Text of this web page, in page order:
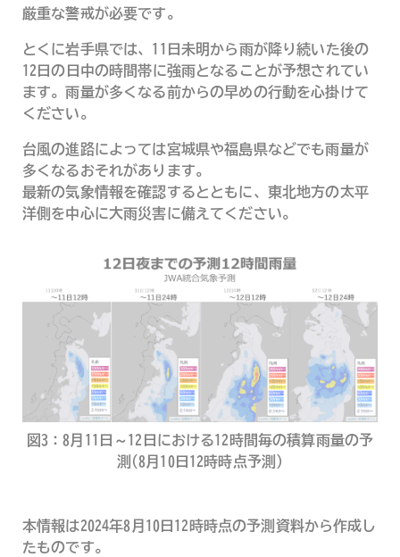
厳重な警戒が必要です。
とくに岩手県では、11日未明から雨が降り続いた後の
12日の日中の時間帯に強雨となることが予想されてい
ます。雨量が多くなる前からの早めの行動を心掛けて
ください。
台風の進路によっては宮城県や福島県などでも雨量が
多くなるおそれがあります。
最新の気象情報を確認するとともに、東北地方の太平
洋側を中心に大雨災害に備えてください。
図3：8月11日～12日における12時間毎の積算雨量の予
測(8月10日12時時点予測)
本情報は2024年8月10日12時時点の予測資料から作成し
たものです。